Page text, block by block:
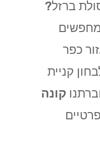
ברזל?
כפר
קניית
קונה